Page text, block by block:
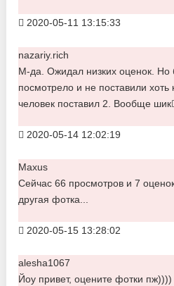
2020-05-11 13:15:33
nazariy.rich
М-да. Ожидал низких оценок. Но
посмотрело и не поставили хоть
человек поставил 2. Вообще
2020-05-14 12:02:19
Maxus
Сейчас 66 просмотров и 7
другая фотка...
2020-05-15 13:28:02
alesha1067
Йоу привет, оцените фотки пж))))